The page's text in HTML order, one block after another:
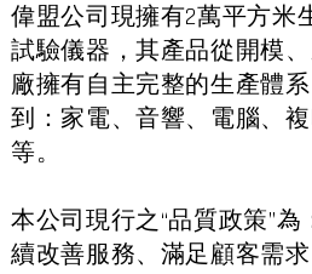
偉盟公司現擁有2萬平方米
試驗儀器，其產品從開模
廠擁有自主完整的生產體
到：家電、音響、電腦、
等。
本公司現行之“品質政策”
續改善服務、滿足顧客需求